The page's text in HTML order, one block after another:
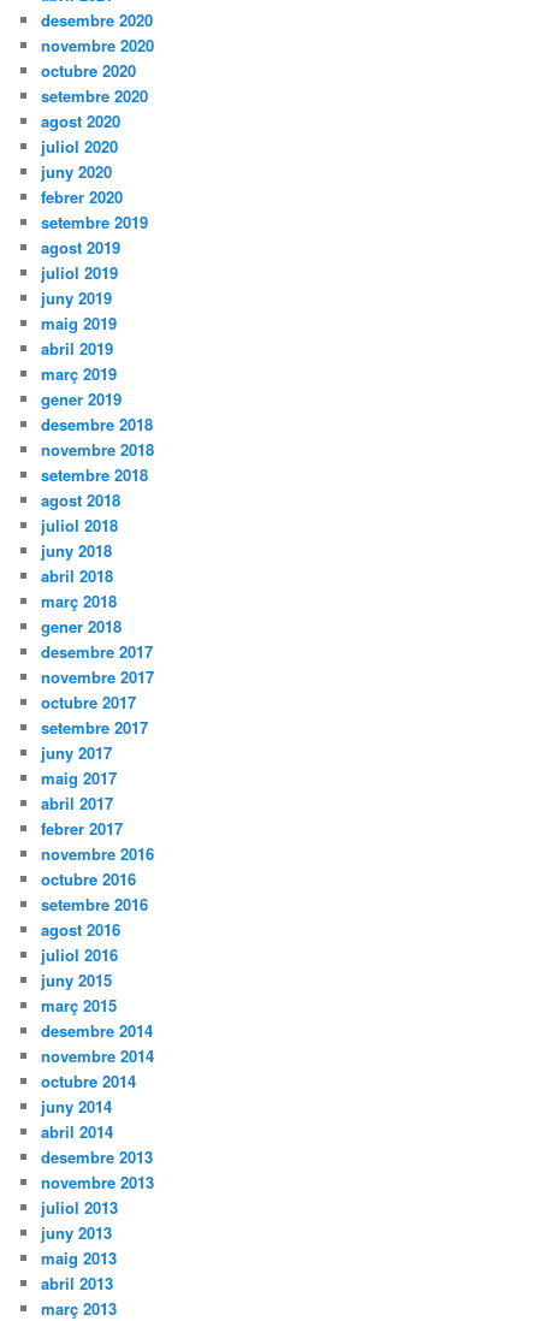
desembre 2020
novembre 2020
octubre 2020
setembre 2020
agost 2020
juliol 2020
juny 2020
febrer 2020
setembre 2019
agost 2019
juliol 2019
juny 2019
maig 2019
abril 2019
març 2019
gener 2019
desembre 2018
novembre 2018
setembre 2018
agost 2018
juliol 2018
juny 2018
abril 2018
març 2018
gener 2018
desembre 2017
novembre 2017
octubre 2017
setembre 2017
juny 2017
maig 2017
abril 2017
febrer 2017
novembre 2016
octubre 2016
setembre 2016
agost 2016
juliol 2016
juny 2015
març 2015
desembre 2014
novembre 2014
octubre 2014
juny 2014
abril 2014
desembre 2013
novembre 2013
juliol 2013
juny 2013
maig 2013
abril 2013
març 2013